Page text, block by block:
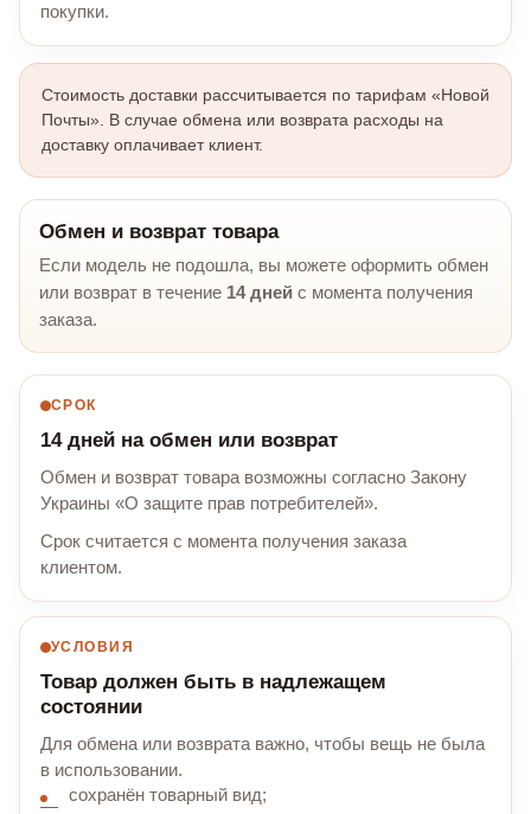
покупки.
Стоимость доставки рассчитывается по тарифам «Новой
Почты». В случае обмена или возврата расходы на
доставку оплачивает клиент.
Обмен и возврат товара
Если модель не подошла, вы можете оформить обмен
или возврат в течение 14 дней с момента получения
заказа.
СРОК
14 дней на обмен или возврат
Обмен и возврат товара возможны согласно Закону
Украины «О защите прав потребителей».
Срок считается с момента получения заказа
клиентом.
УСЛОВИЯ
Товар должен быть в надлежащем
состоянии
Для обмена или возврата важно, чтобы вещь не была
в использовании.
сохранён товарный вид;